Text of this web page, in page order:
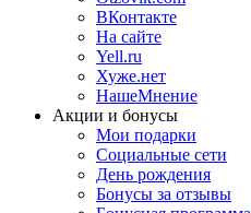
ВКонтакте
На сайте
Yell.ru
Хуже.нет
НашеМнение
Акции и бонусы
Мои подарки
Социальные сети
День рождения
Бонусы за отзывы